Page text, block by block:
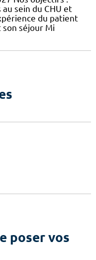
sein du CHU et
du patient
séjour Mi
poser vos